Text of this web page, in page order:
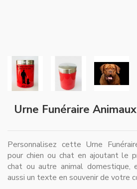
Urne Funéraire
Personnalisez cette Urne
pour chien ou chat en ajoutant le
chat ou autre animal
aussi un texte en souvenir de votre